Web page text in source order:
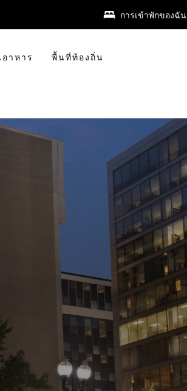
การเข้าพักของฉัน
าหาร พื้นที่ท้องถิ่น